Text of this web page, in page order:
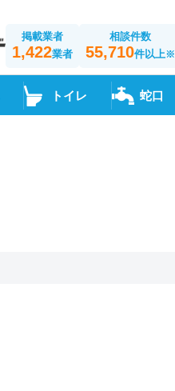
掲載業者
1,422業者
相談件数
55,710件以上※
トイレ 蛇口